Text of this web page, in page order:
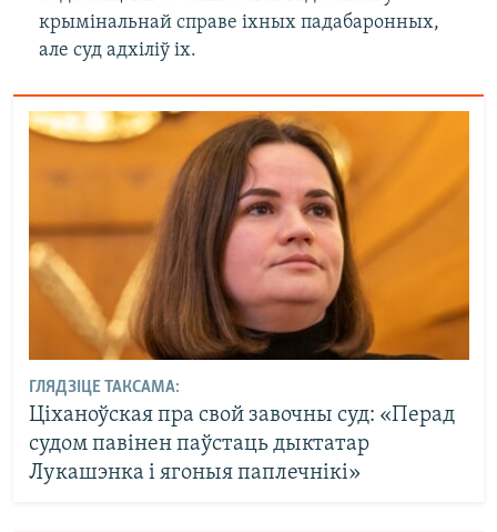
крымінальнай справе іхных падабаронных,
але суд адхіліў іх.
ГЛЯДЗІЦЕ ТАКСАМА:
Ціханоўская пра свой завочны суд: «Перад
судом павінен паўстаць дыктатар
Лукашэнка і ягоныя паплечнікі»